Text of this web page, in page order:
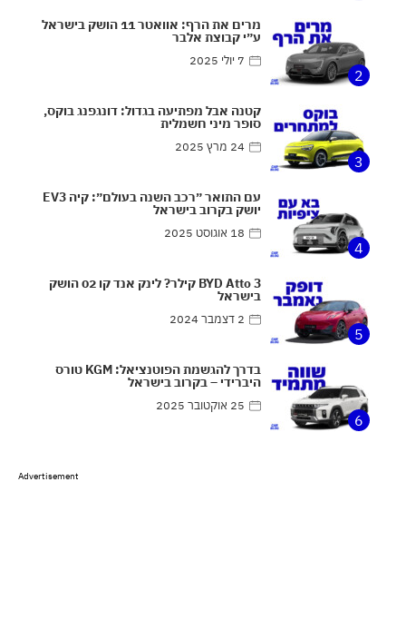
2
מרים את הרף: אוואטר 11 הושק בישראל
ע״י קבוצת אלבר
7 יולי 2025
3
קטנה אבל מפתיעה בגדול: דונגפנג בוקס,
סופר מיני חשמלית
24 מרץ 2025
4
עם התואר ״רכב השנה בעולם״: קיה EV3
יושק בקרוב בישראל
18 אוגוסט 2025
5
BYD Atto 3 קילר? לינק אנד קו 02 הושק
בישראל
2 דצמבר 2024
6
בדרך להגשמת הפוטנציאל: KGM טורס
היברידי – בקרוב בישראל
25 אוקטובר 2025
Advertisement